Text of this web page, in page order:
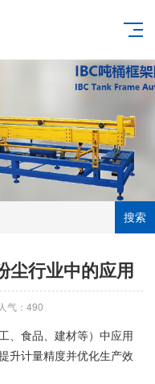
搜索
尘行业中的应用
人气：490
、食品、建材等）中应用
升计量精度并优化生产效